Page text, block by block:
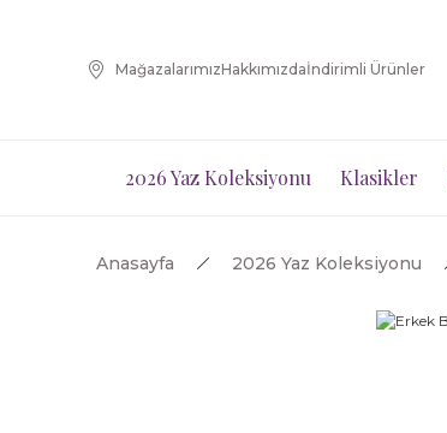
MağazalarımızHakkımızdaİndirimli Ürünler
2026 Yaz Koleksiyonu Klasikler
Anasayfa 2026 Yaz Koleksiyonu